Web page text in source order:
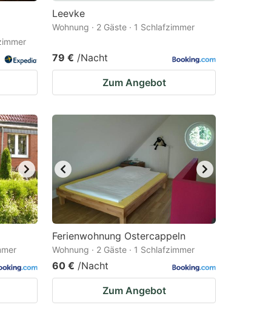
Leevke
Wohnung · 2 Gäste · 1 Schlafzimmer
79 € /Nacht
Zum Angebot
Ferienwohnung Ostercappeln
Wohnung · 2 Gäste · 1 Schlafzimmer
60 € /Nacht
Zum Angebot